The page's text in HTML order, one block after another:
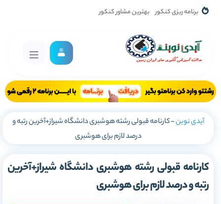
برنامه ریزی کنکور بهترین مشاور کنکور
آیدی نوین-کارنامه قبولی رشته هوشبری دانشگاه شیراز+آخرین رتبه و
درصد لازم برای هوشبری
کارنامه قبولی رشته هوشبری دانشگاه شیراز+آخرین
رتبه و درصد لازم برای هوشبری